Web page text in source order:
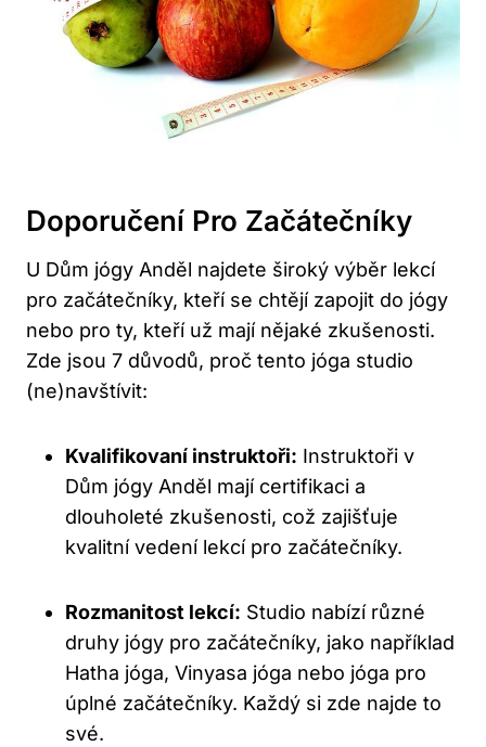
Doporučení Pro Začátečníky
U Dům jógy Anděl najdete široký výběr lekcí
pro začátečníky, kteří se chtějí zapojit do jógy
nebo pro ty, kteří už mají nějaké zkušenosti.
Zde jsou 7 důvodů, proč tento jóga studio
(ne)navštívit:
Kvalifikovaní instruktoři: Instruktoři v
Dům jógy Anděl mají certifikaci a
dlouholeté zkušenosti, což zajišťuje
kvalitní vedení lekcí pro začátečníky.
Rozmanitost lekcí: Studio nabízí různé
druhy jógy pro začátečníky, jako například
Hatha jóga, Vinyasa jóga nebo jóga pro
úplné začátečníky. Každý si zde najde to
své.